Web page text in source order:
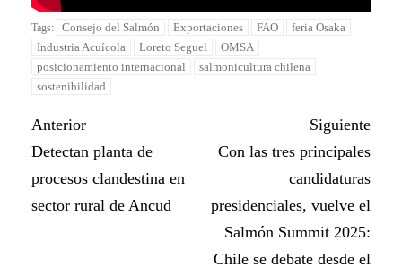
Tags: Consejo del Salmón Exportaciones FAO
feria Osaka
Industria Acuícola
Loreto Seguel
OMSA
posicionamiento internacional
salmonicultura chilena
sostenibilidad
Anterior
Detectan planta de
procesos clandestina en
sector rural de Ancud
Siguiente
Con las tres principales
candidaturas
presidenciales, vuelve el
Salmón Summit 2025:
Chile se debate desde el